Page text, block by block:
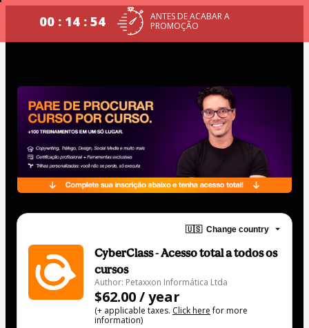
00 : 14 : 53
ANTES DE ACABAR A
PROMOÇÃO
🇺🇸 Change country
CyberClass - Acesso total a todos os
cursos
Author: Petaxxon Informática Ltda
$62.00 / year
(+ applicable taxes. Click herefor more
information)